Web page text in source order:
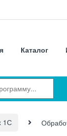
Каталог
1С